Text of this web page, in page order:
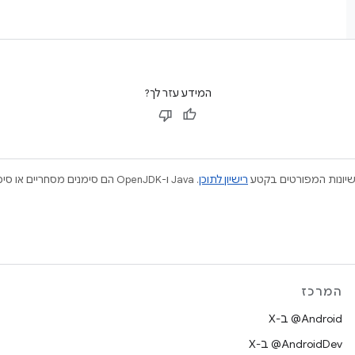
המידע עזר לך?
המפורטים בקטע רישיון לתוכן
המרכז
‫‎@Android ב-X
‫‎@AndroidDev ב-X